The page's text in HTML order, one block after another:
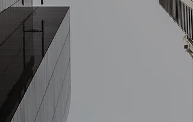
Pintura
Externa: Belo
Horizonte